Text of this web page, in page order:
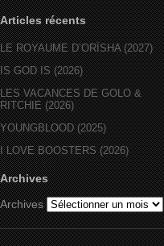
Articles récents
LE ROYAUME D’ORÏSHA (2027)
IS GOD IS (2026)
LES VACANCES DE GOLO &
RITCHIE (2026)
YOUNGBLOOD (2025)
I LOVE BOOSTERS (2026)
Archives
Archives